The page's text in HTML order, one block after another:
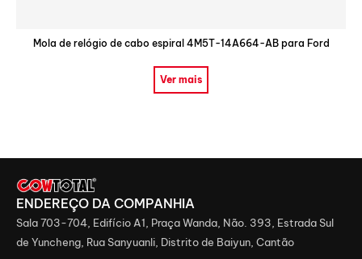
Mola de relógio de cabo espiral 4M5T-14A664-AB para Ford
Ver mais
ENDEREÇO ​​DA COMPANHIA
Sala 703-704, Edifício A1, Praça Wanda, Não. 393, Estrada Sul
de Yuncheng, Rua Sanyuanli, Distrito de Baiyun, Cantão